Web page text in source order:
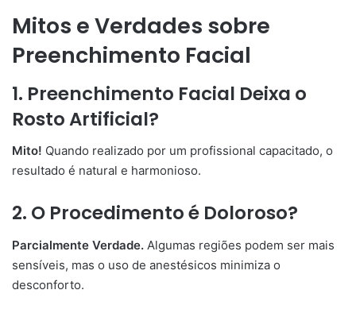
Mitos e Verdades sobre
Preenchimento Facial
1. Preenchimento Facial Deixa o
Rosto Artificial?
Mito! Quando realizado por um profissional capacitado, o
resultado é natural e harmonioso.
2. O Procedimento é Doloroso?
Parcialmente Verdade. Algumas regiões podem ser mais
sensíveis, mas o uso de anestésicos minimiza o
desconforto.